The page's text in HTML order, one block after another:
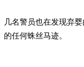
几名警员也在发现弃
的任何蛛丝马迹。